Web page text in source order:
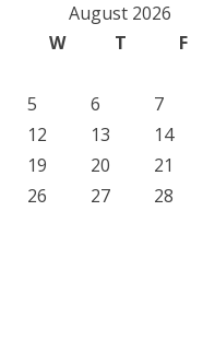
August 2026
W T F
5 6 7
12 13 14
19 20 21
26 27 28